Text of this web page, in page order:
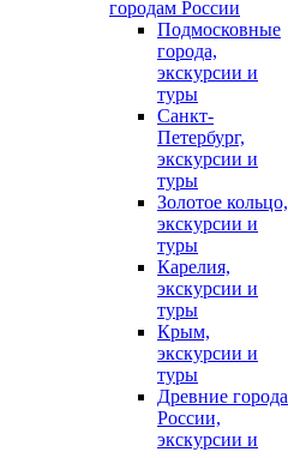
городам России
Подмосковные
города,
экскурсии и
туры
Санкт-
Петербург,
экскурсии и
туры
Золотое кольцо,
экскурсии и
туры
Карелия,
экскурсии и
туры
Крым,
экскурсии и
туры
Древние города
России,
экскурсии и